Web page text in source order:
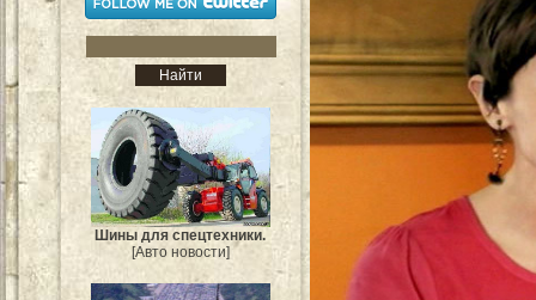
Шины для спецтехники.
[Авто новости]